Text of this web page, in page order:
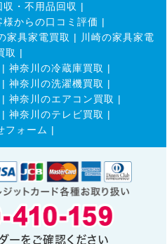
・不用品回収 |
様からの口コミ評価 |
家具家電買取 |
川崎の家具家電
取 |
| 神奈川の冷蔵庫買取 |
| 神奈川の洗濯機買取 |
| 神奈川のエアコン買取 |
| 神奈川のテレビ買取 |
フォーム |
ーをご確認ください